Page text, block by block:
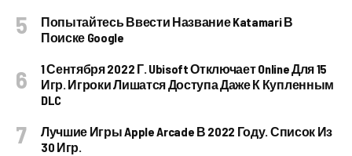
Попытайтесь Ввести Название Katamari В
Поиске Google
1 Сентября 2022 Г. Ubisoft Отключает Online Для 15
Игр. Игроки Лишатся Доступа Даже К Купленным
DLC
Лучшие Игры Apple Arcade В 2022 Году. Список Из
30 Игр.